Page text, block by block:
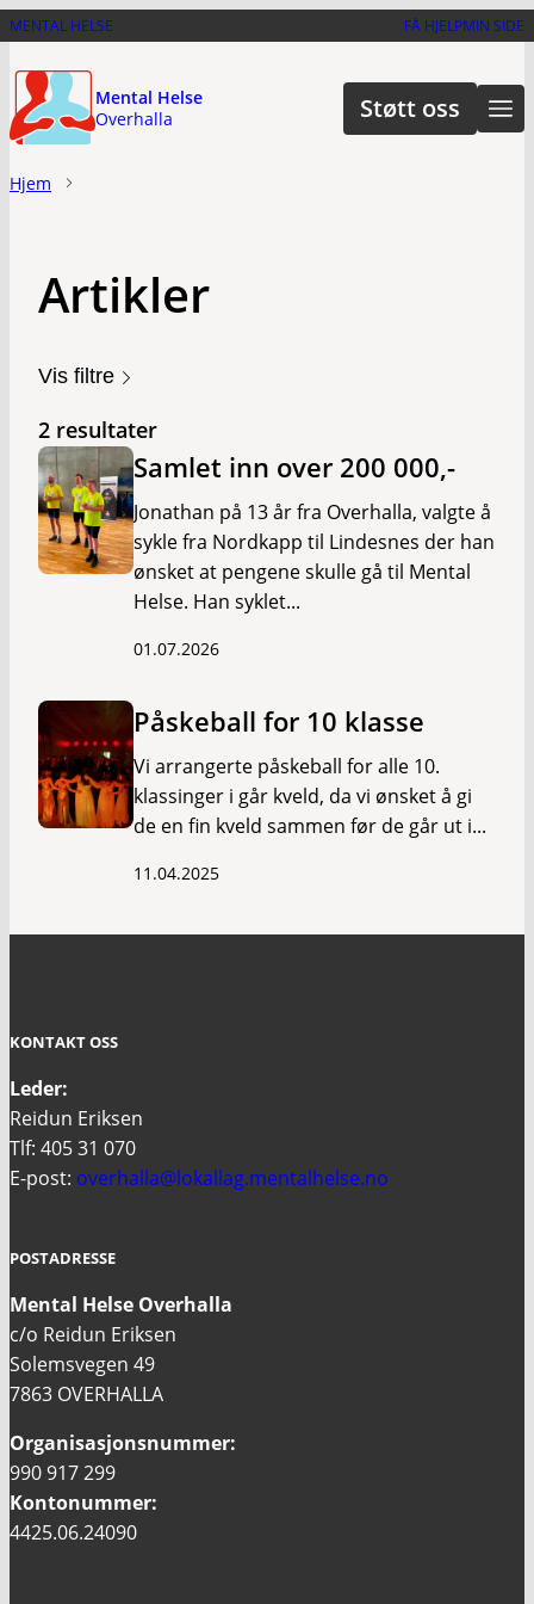
Hopp
hovedinnhold
MENTAL HELSE FÅ HJELPMIN SIDE
Mental Helse
Overhalla
Støtt oss
Hjem
Artikler
Vis filtre
2 resultater
Samlet inn over 200 000,-
Jonathan på 13 år fra Overhalla, valgte å
sykle fra Nordkapp til Lindesnes der han
ønsket at pengene skulle gå til Mental
Helse. Han syklet...
01.07.2026
Påskeball for 10 klasse
Vi arrangerte påskeball for alle 10.
klassinger i går kveld, da vi ønsket å gi
de en fin kveld sammen før de går ut i...
11.04.2025
KONTAKT OSS
Leder:
Reidun Eriksen
Tlf: 405 31 070
E-post: overhalla@lokallag.mentalhelse.no
POSTADRESSE
Mental Helse Overhalla
c/o Reidun Eriksen
Solemsvegen 49
7863 OVERHALLA
Organisasjonsnummer:
990 917 299
Kontonummer:
4425.06.24090